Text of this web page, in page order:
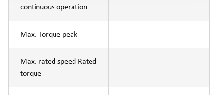
continuous operation
Max. Torque peak
Max. rated speed Rated
torque